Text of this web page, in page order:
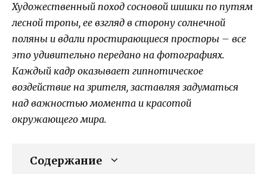
Художественный поход сосновой шишки по путям
лесной тропы, ее взгляд в сторону солнечной
поляны и вдали простирающиеся просторы – все
это удивительно передано на фотографиях.
Каждый кадр оказывает гипнотическое
воздействие на зрителя, заставляя задуматься
над важностью момента и красотой
окружающего мира.
Содержание